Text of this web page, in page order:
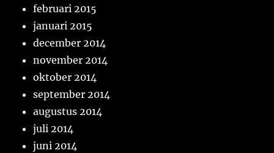
februari 2015
januari 2015
december 2014
november 2014
oktober 2014
september 2014
augustus 2014
juli 2014
juni 2014